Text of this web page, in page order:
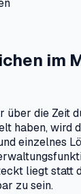
im
über die Zeit
haben, wird
einzelnes
liegt statt
zu sein.